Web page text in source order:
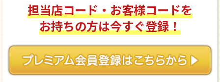
担当店コード・お客様コードを
お持ちの方は今すぐ登録！